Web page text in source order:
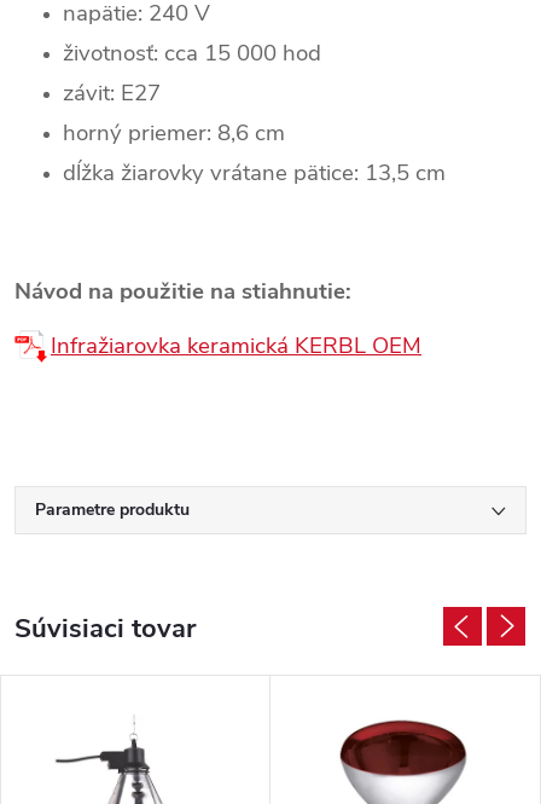
napätie: 240 V
životnosť: cca 15 000 hod
závit: E27
horný priemer: 8,6 cm
dĺžka žiarovky vrátane pätice: 13,5 cm
Návod na použitie na stiahnutie:
Infražiarovka keramická KERBL OEM
Parametre produktu
Súvisiaci tovar